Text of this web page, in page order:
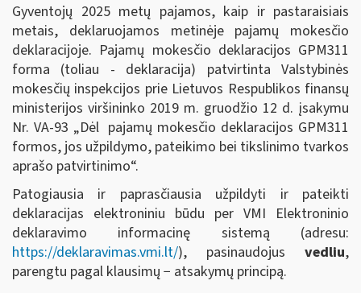
Gyventojų 2025 metų pajamos, kaip ir pastaraisiais
metais, deklaruojamos metinėje pajamų mokesčio
deklaracijoje. Pajamų mokesčio deklaracijos GPM311
forma (toliau - deklaracija) patvirtinta Valstybinės
mokesčių inspekcijos prie Lietuvos Respublikos finansų
ministerijos viršininko 2019 m. gruodžio 12 d. įsakymu
Nr. VA-93 „Dėl pajamų mokesčio deklaracijos GPM311
formos, jos užpildymo, pateikimo bei tikslinimo tvarkos
aprašo patvirtinimo“.
Patogiausia ir paprasčiausia užpildyti ir pateikti
deklaracijas elektroniniu būdu per VMI Elektroninio
deklaravimo informacinę sistemą (adresu:
https://deklaravimas.vmi.lt/), pasinaudojus vedliu,
parengtu pagal klausimų − atsakymų principą.